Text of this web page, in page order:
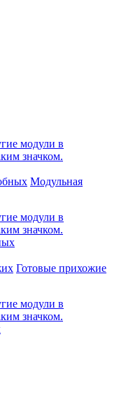
модули в
значком.
Модульная
модули в
значком.
Готовые прихожие
модули в
значком.